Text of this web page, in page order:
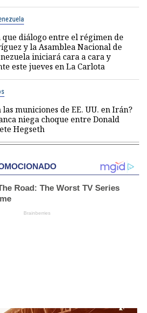
diálogo entre el régimen de
y la Asamblea Nacional de
iniciará cara a cara y
este jueves en La Carlota
las municiones de EE. UU. en Irán?
niega choque entre Donald
Hegseth